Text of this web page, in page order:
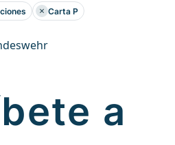
Carta P
a